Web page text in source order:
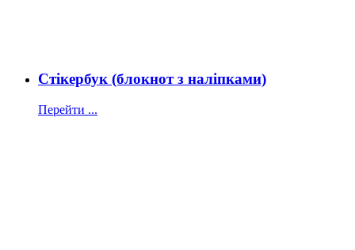
Стікербук (блокнот з наліпками)
Перейти ...